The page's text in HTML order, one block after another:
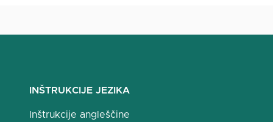
INŠTRUKCIJE JEZIKA
Inštrukcije angleščine